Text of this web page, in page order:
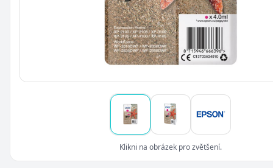
Klikni na obrázek pro zvětšení.